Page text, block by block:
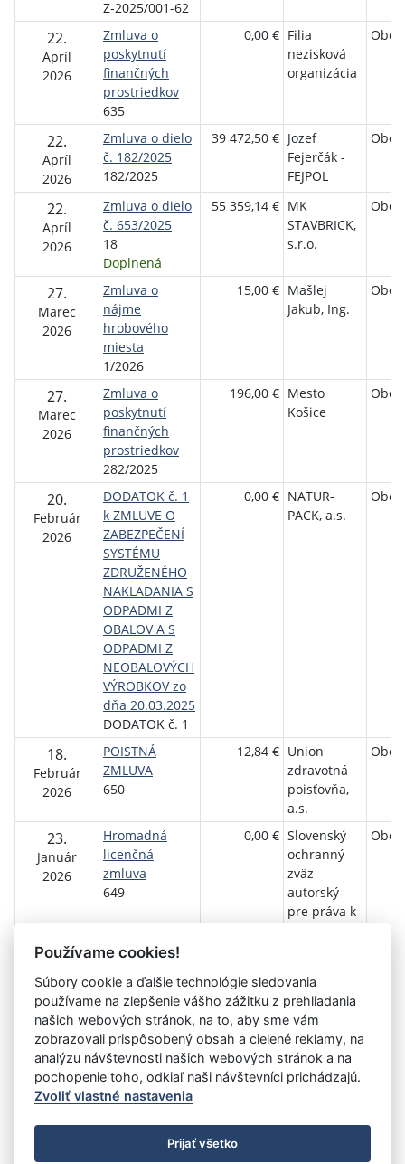
Z-2025/001-62
22.
Apríl
2026
Zmluva o
poskytnutí
finančných
prostriedkov
635
0,00 € Filia
nezisková
organizácia
Obec
22.
Apríl
2026
Zmluva o dielo
č. 182/2025
182/2025
39 472,50 € Jozef
Fejerčák -
FEJPOL
Obec
22.
Apríl
2026
Zmluva o dielo
č. 653/2025
18
Doplnená
55 359,14 € MK
STAVBRICK,
s.r.o.
Obec
27.
Marec
2026
Zmluva o
nájme
hrobového
miesta
1/2026
15,00 € Mašlej
Jakub, Ing.
Obec
27.
Marec
2026
Zmluva o
poskytnutí
finančných
prostriedkov
282/2025
196,00 € Mesto
Košice
Obec
20.
Február
2026
DODATOK č. 1
k ZMLUVE O
ZABEZPEČENÍ
SYSTÉMU
ZDRUŽENÉHO
NAKLADANIA S
ODPADMI Z
OBALOV A S
ODPADMI Z
NEOBALOVÝCH
VÝROBKOV zo
dňa 20.03.2025
DODATOK č. 1
0,00 € NATUR-
PACK, a.s.
Obec
18.
Február
2026
POISTNÁ
ZMLUVA
650
12,84 € Union
zdravotná
poisťovňa,
a.s.
Obec
23.
Január
2026
Hromadná
licenčná
zmluva
649
0,00 € Slovenský
ochranný
zväz
autorský
pre práva k
Obec
1Aktuálna
stránka
1
2 3 4 5 6 7 8 9 10
»
Úrad vlády SR
- Všetky práva vyhradené
Prehlásenie o prístupnosti
Zmluvy do 31.12.2010
Používame cookies!
Súbory cookie a ďalšie technológie sledovania
používame na zlepšenie vášho zážitku z prehliadania
našich webových stránok, na to, aby sme vám
zobrazovali prispôsobený obsah a cielené reklamy, na
analýzu návštevnosti našich webových stránok a na
pochopenie toho, odkiaľ naši návštevníci prichádzajú.
Zvoliť vlastné nastavenia
Prijať všetko